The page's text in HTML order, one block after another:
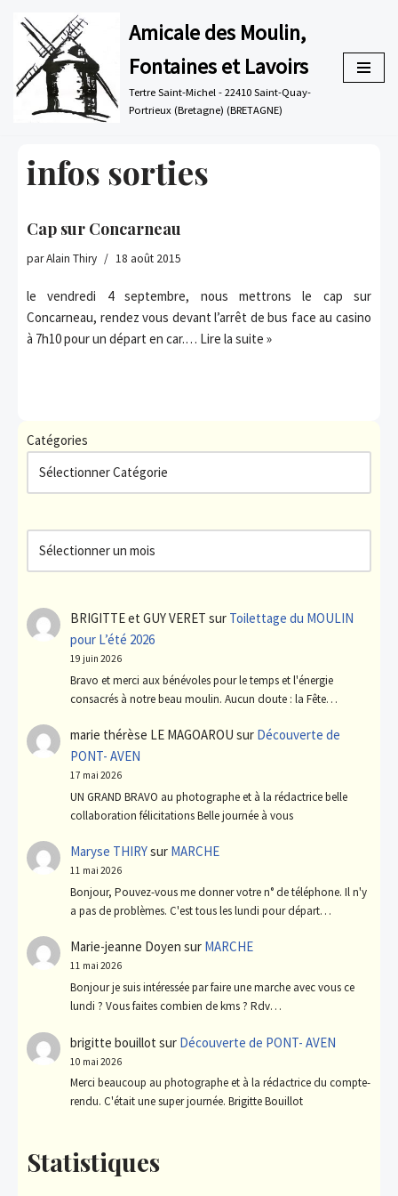
Aller
au
contenu
Amicale des Moulin,
Fontaines et Lavoirs
Tertre Saint-Michel - 22410 Saint-Quay-
Portrieux (Bretagne) (BRETAGNE)
infos sorties
Cap sur Concarneau
parAlain Thiry 18 août 2015
le vendredi 4 septembre, nous mettrons le cap sur
Concarneau, rendez vous devant l’arrêt de bus face au casino
à 7h10 pour un départ en car.… Lire la suite »
Catégories
BRIGITTE et GUY VERET sur Toilettage du MOULIN
pour L’été 2026
19 juin 2026
Bravo et merci aux bénévoles pour le temps et l'énergie
consacrés à notre beau moulin. Aucun doute : la Fête…
marie thérèse LE MAGOAROU sur Découverte de
PONT- AVEN
17 mai 2026
UN GRAND BRAVO au photographe et à la rédactrice belle
collaboration félicitations Belle journée à vous
Maryse THIRYsur MARCHE
11 mai 2026
Bonjour, Pouvez-vous me donner votre n° de téléphone. Il n'y
a pas de problèmes. C'est tous les lundi pour départ…
Marie-jeanne Doyen sur MARCHE
11 mai 2026
Bonjour je suis intéressée par faire une marche avec vous ce
lundi ? Vous faites combien de kms ? Rdv…
brigitte bouillot sur Découverte de PONT- AVEN
10 mai 2026
Merci beaucoup au photographe et à la rédactrice du compte-
rendu. C'était une super journée. Brigitte Bouillot
Statistiques